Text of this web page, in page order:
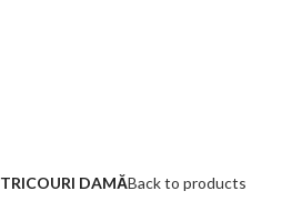
TRICOURI DAMĂBack to products